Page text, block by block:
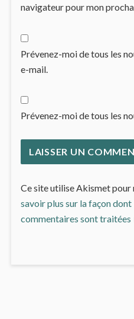
navigateur pour mon
Prévenez-moi de tous les
e-mail.
Prévenez-moi de tous les
Ce site utilise Akismet pour
savoir plus sur la façon dont
commentaires sont traitées